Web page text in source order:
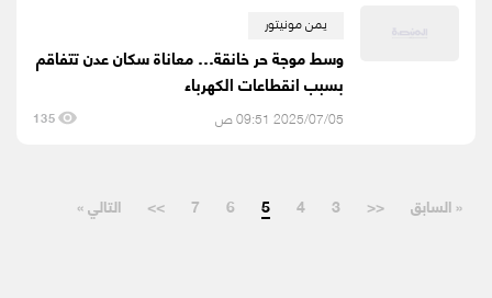
يمن مونيتور
وسط موجة حر خانقة… معاناة سكان عدن تتفاقم
بسبب انقطاعات الكهرباء
2025/07/05 09:51 ص 135
« السابق <<
3
4
5
6
7
>> التالي »